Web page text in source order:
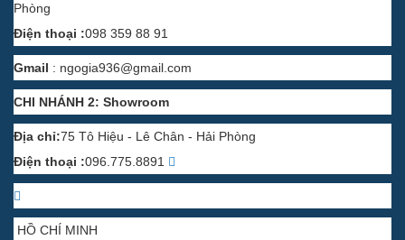
Phòng
Điện thoại :098 359 88 91
Gmail : ngogia936@gmail.com
CHI NHÁNH 2: Showroom
Địa chỉ:75 Tô Hiệu - Lê Chân - Hải Phòng
Điện thoại :096.775.8891
HỒ CHÍ MINH